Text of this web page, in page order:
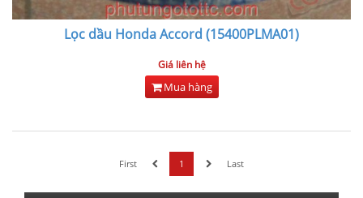
Lọc dầu Honda Accord (15400PLMA01)
Giá liên hệ
Mua hàng
First 1 Last